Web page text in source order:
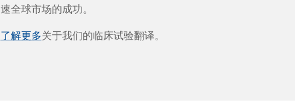
速全球市场的成功。
了解更多关于我们的临床试验翻译。